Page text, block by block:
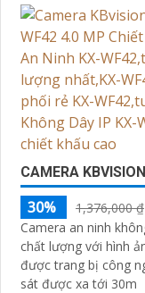
CAMERA
30%
1,376,000 ₫
Camera an ninh
chất lượng với hình ảnh
được trang bị công
sát được xa tới 30m